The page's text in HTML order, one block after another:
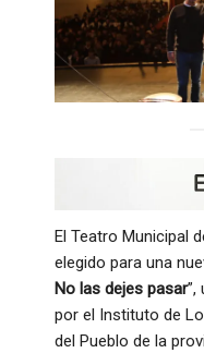
El Teatro Municipal
elegido para una
No las dejes pasar
por el Instituto de
del Pueblo de la